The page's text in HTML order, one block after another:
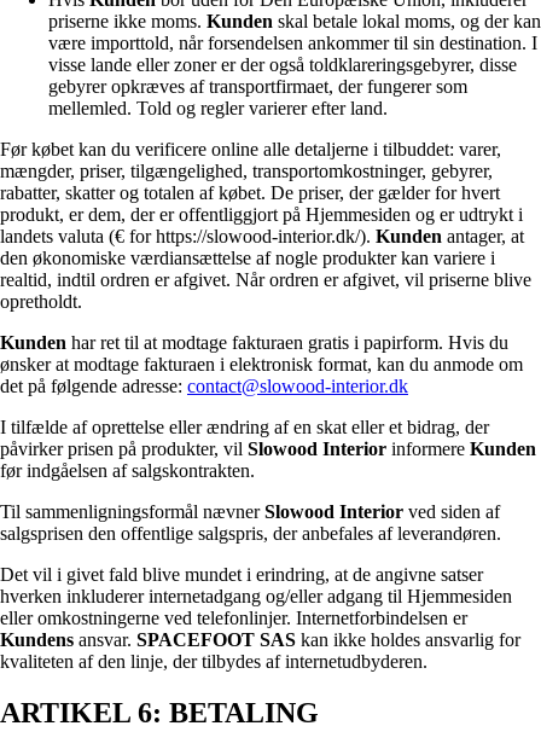
priserne ikke moms. Kunden skal betale lokal moms, og der kan
være importtold, når forsendelsen ankommer til sin destination. I
visse lande eller zoner er der også toldklareringsgebyrer, disse
gebyrer opkræves af transportfirmaet, der fungerer som
mellemled. Told og regler varierer efter land.
Før købet kan du verificere online alle detaljerne i tilbuddet: varer,
mængder, priser, tilgængelighed, transportomkostninger, gebyrer,
rabatter, skatter og totalen af købet. De priser, der gælder for hvert
produkt, er dem, der er offentliggjort på Hjemmesiden og er udtrykt i
landets valuta (€ for https://slowood-interior.dk/). Kunden antager, at
den økonomiske værdiansættelse af nogle produkter kan variere i
realtid, indtil ordren er afgivet. Når ordren er afgivet, vil priserne blive
opretholdt.
Kunden har ret til at modtage fakturaen gratis i papirform. Hvis du
ønsker at modtage fakturaen i elektronisk format, kan du anmode om
det på følgende adresse: contact@slowood-interior.dk
I tilfælde af oprettelse eller ændring af en skat eller et bidrag, der
påvirker prisen på produkter, vil Slowood Interior informere Kunden
før indgåelsen af salgskontrakten.
Til sammenligningsformål nævnerSlowood Interior ved siden af
salgsprisen den offentlige salgspris, der anbefales af leverandøren.
Det vil i givet fald blive mundet i erindring, at de angivne satser
hverken inkluderer internetadgang og/eller adgang til Hjemmesiden
eller omkostningerne ved telefonlinjer. Internetforbindelsen er
Kundens ansvar. SPACEFOOT SAS kan ikke holdes ansvarlig for
kvaliteten af den linje, der tilbydes af internetudbyderen.
ARTIKEL 6: BETALING